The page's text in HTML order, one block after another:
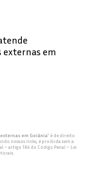
externas em
em Goiânia" é de direito
nossos links, é proibida sem a
– artigo 184 do Código Penal – Lei
.